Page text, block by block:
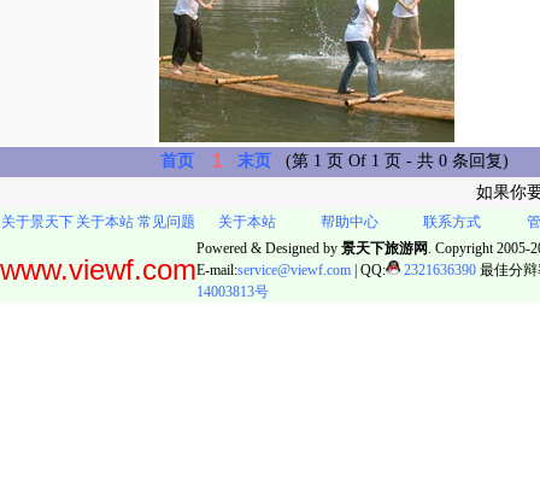
首页 1 末页
(第 1 页 Of 1 页 - 共 0 条回复)
如果你
关于景天下 关于本站 常见问题 关于本站 帮助中心 联系方式
www.viewf.com
Powered & Designed by 景天下旅游网 . Copyright 2005-
E-mail:service@viewf.com | QQ: 2321636390 最佳分
14003813号